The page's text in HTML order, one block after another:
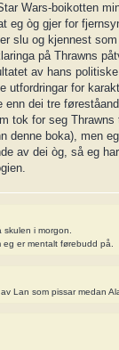
Wars-boikotten
eg òg gjer for
slu og kjennest
på Thrawns
av hans
utfordringar for
enn dei tre
tok for seg Thrawns
denne boka), men
av dei òg, så eg
i morgon.
er mentalt førebudd på.
Lan som pissar medan